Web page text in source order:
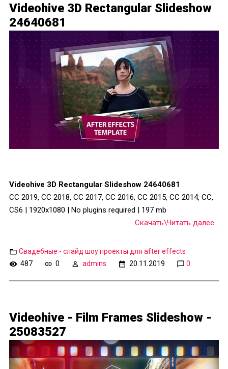
Videohive 3D Rectangular Slideshow
24640681
Videohive 3D Rectangular Slideshow 24640681
CC 2019, CC 2018, CC 2017, CC 2016, CC 2015, CC 2014, CC,
CS6 | 1920x1080 | No plugins required | 197 mb
Скачать\Читать далее...
Свадебные - слайд шоу проекты для after effects
487
0 admins 20.11.2019 0
Videohive - Film Frames Slideshow -
25083527